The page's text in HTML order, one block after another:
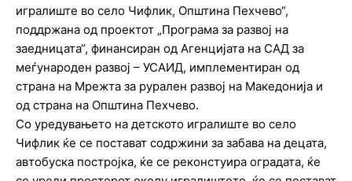
игралиште во село Чифлик, Општина Пехчево“,
поддржана од проектот „Програма за развој на
заедницата“, финансиран од Агенцијата на САД за
меѓународен развој – УСАИД, имплементиран од
страна на Мрежта за рурален развој на Македонија и
од страна на Општина Пехчево.
Со уредувањето на детското игралиште во село
Чифлик ќе се постават содржини за забава на децата,
автобуска постројка, ќе се реконстуира оградата, ќе